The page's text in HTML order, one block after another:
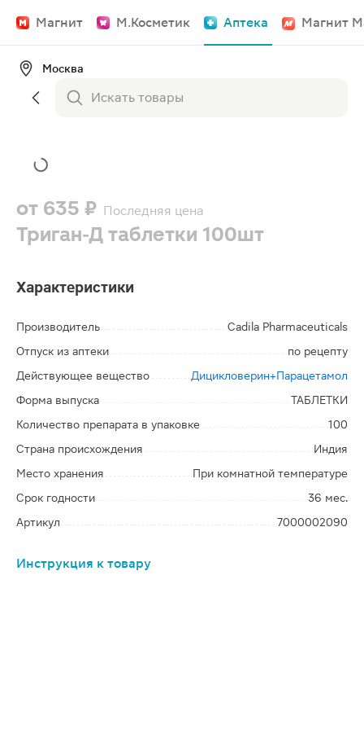
Магнит М.Косметик Аптека Магнит
Москва
от 635 ₽ Последняя цена
Триган-Д таблетки 100шт
Характеристики
Производитель
Cadila Pharmaceuticals
Отпуск из аптеки
по рецепту
Действующее вещество
Дицикловерин+Парацетамол
Форма выпуска
ТАБЛЕТКИ
Количество препарата в упаковке
100
Страна происхождения
Индия
Место хранения
При комнатной температуре
Срок годности
36 мес.
Артикул
7000002090
Инструкция к товару